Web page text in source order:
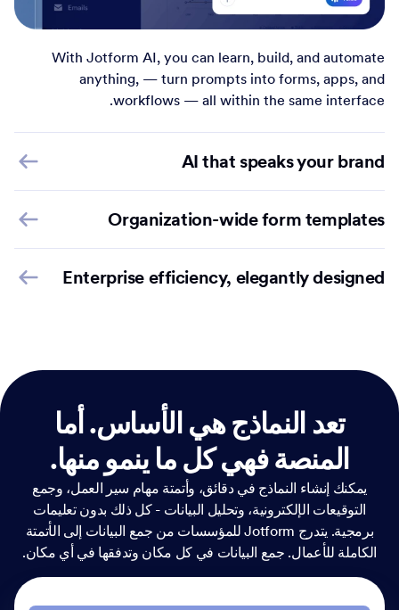
With Jotform AI, you can learn, build, and automate
anything, — turn prompts into forms, apps, and
workflows — all within the same interface.
AI that speaks your brand
Organization-wide form templates
Enterprise efficiency, elegantly designed
تعد النماذج هي الأساس. أما
المنصة فهي كل ما ينمو منها.
يمكنك إنشاء النماذج في دقائق، وأتمتة مهام سير العمل، وجمع
التوقيعات الإلكترونية، وتحليل البيانات - كل ذلك بدون تعليمات
برمجية. يتدرج Jotform للمؤسسات من جمع البيانات إلى الأتمتة
الكاملة للأعمال. جمع البيانات في كل مكان وتدفقها في أي مكان.